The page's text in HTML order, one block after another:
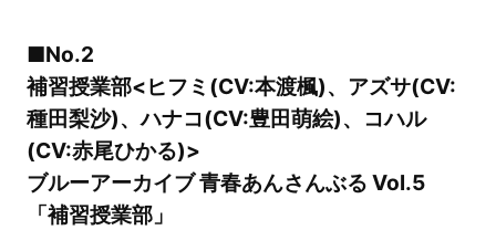
■No.2
補習授業部<ヒフミ(CV:本渡楓)、アズサ(CV:
種田梨沙)、ハナコ(CV:豊田萌絵)、コハル
(CV:赤尾ひかる)>
ブルーアーカイブ 青春あんさんぶる Vol.5
「補習授業部」